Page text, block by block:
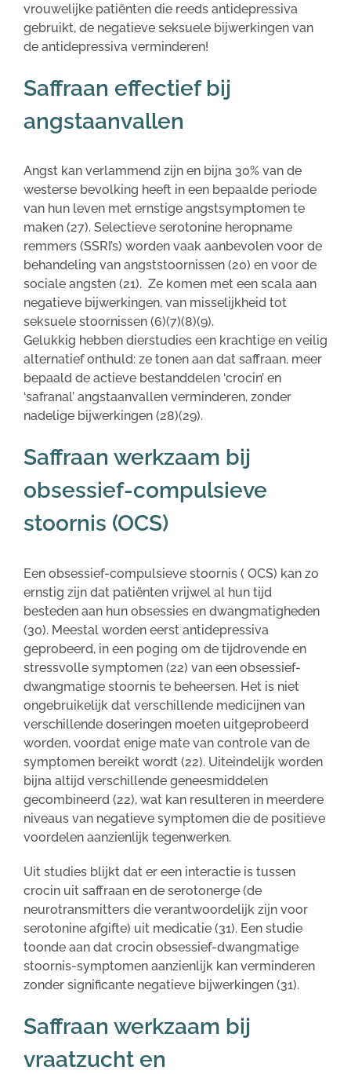
vrouwelijke patiënten die reeds antidepressiva
gebruikt, de negatieve seksuele bijwerkingen van
de antidepressiva verminderen!
Saffraan effectief bij
angstaanvallen
Angst kan verlammend zijn en bijna 30% van de
westerse bevolking heeft in een bepaalde periode
van hun leven met ernstige angstsymptomen te
maken (27). Selectieve serotonine heropname
remmers (SSRI’s) worden vaak aanbevolen voor de
behandeling van angststoornissen (20) en voor de
sociale angsten (21). Ze komen met een scala aan
negatieve bijwerkingen, van misselijkheid tot
seksuele stoornissen (6)(7)(8)(9).
Gelukkig hebben dierstudies een krachtige en veilig
alternatief onthuld: ze tonen aan dat saffraan, meer
bepaald de actieve bestanddelen ‘crocin’ en
‘safranal’ angstaanvallen verminderen, zonder
nadelige bijwerkingen (28)(29).
Saffraan werkzaam bij
obsessief-compulsieve
stoornis (OCS)
Een obsessief-compulsieve stoornis ( OCS) kan zo
ernstig zijn dat patiënten vrijwel al hun tijd
besteden aan hun obsessies en dwangmatigheden
(30). Meestal worden eerst antidepressiva
geprobeerd, in een poging om de tijdrovende en
stressvolle symptomen (22) van een obsessief-
dwangmatige stoornis te beheersen. Het is niet
ongebruikelijk dat verschillende medicijnen van
verschillende doseringen moeten uitgeprobeerd
worden, voordat enige mate van controle van de
symptomen bereikt wordt (22). Uiteindelijk worden
bijna altijd verschillende geneesmiddelen
gecombineerd (22), wat kan resulteren in meerdere
niveaus van negatieve symptomen die de positieve
voordelen aanzienlijk tegenwerken.
Uit studies blijkt dat er een interactie is tussen
crocin uit saffraan en de serotonerge (de
neurotransmitters die verantwoordelijk zijn voor
serotonine afgifte) uit medicatie (31). Een studie
toonde aan dat crocin obsessief-dwangmatige
stoornis-symptomen aanzienlijk kan verminderen
zonder significante negatieve bijwerkingen (31).
Saffraan werkzaam bij
vraatzucht en